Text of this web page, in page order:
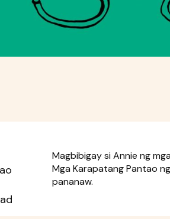
Magbibigay si Annie ng
Mga Karapatang Pantao
pananaw.